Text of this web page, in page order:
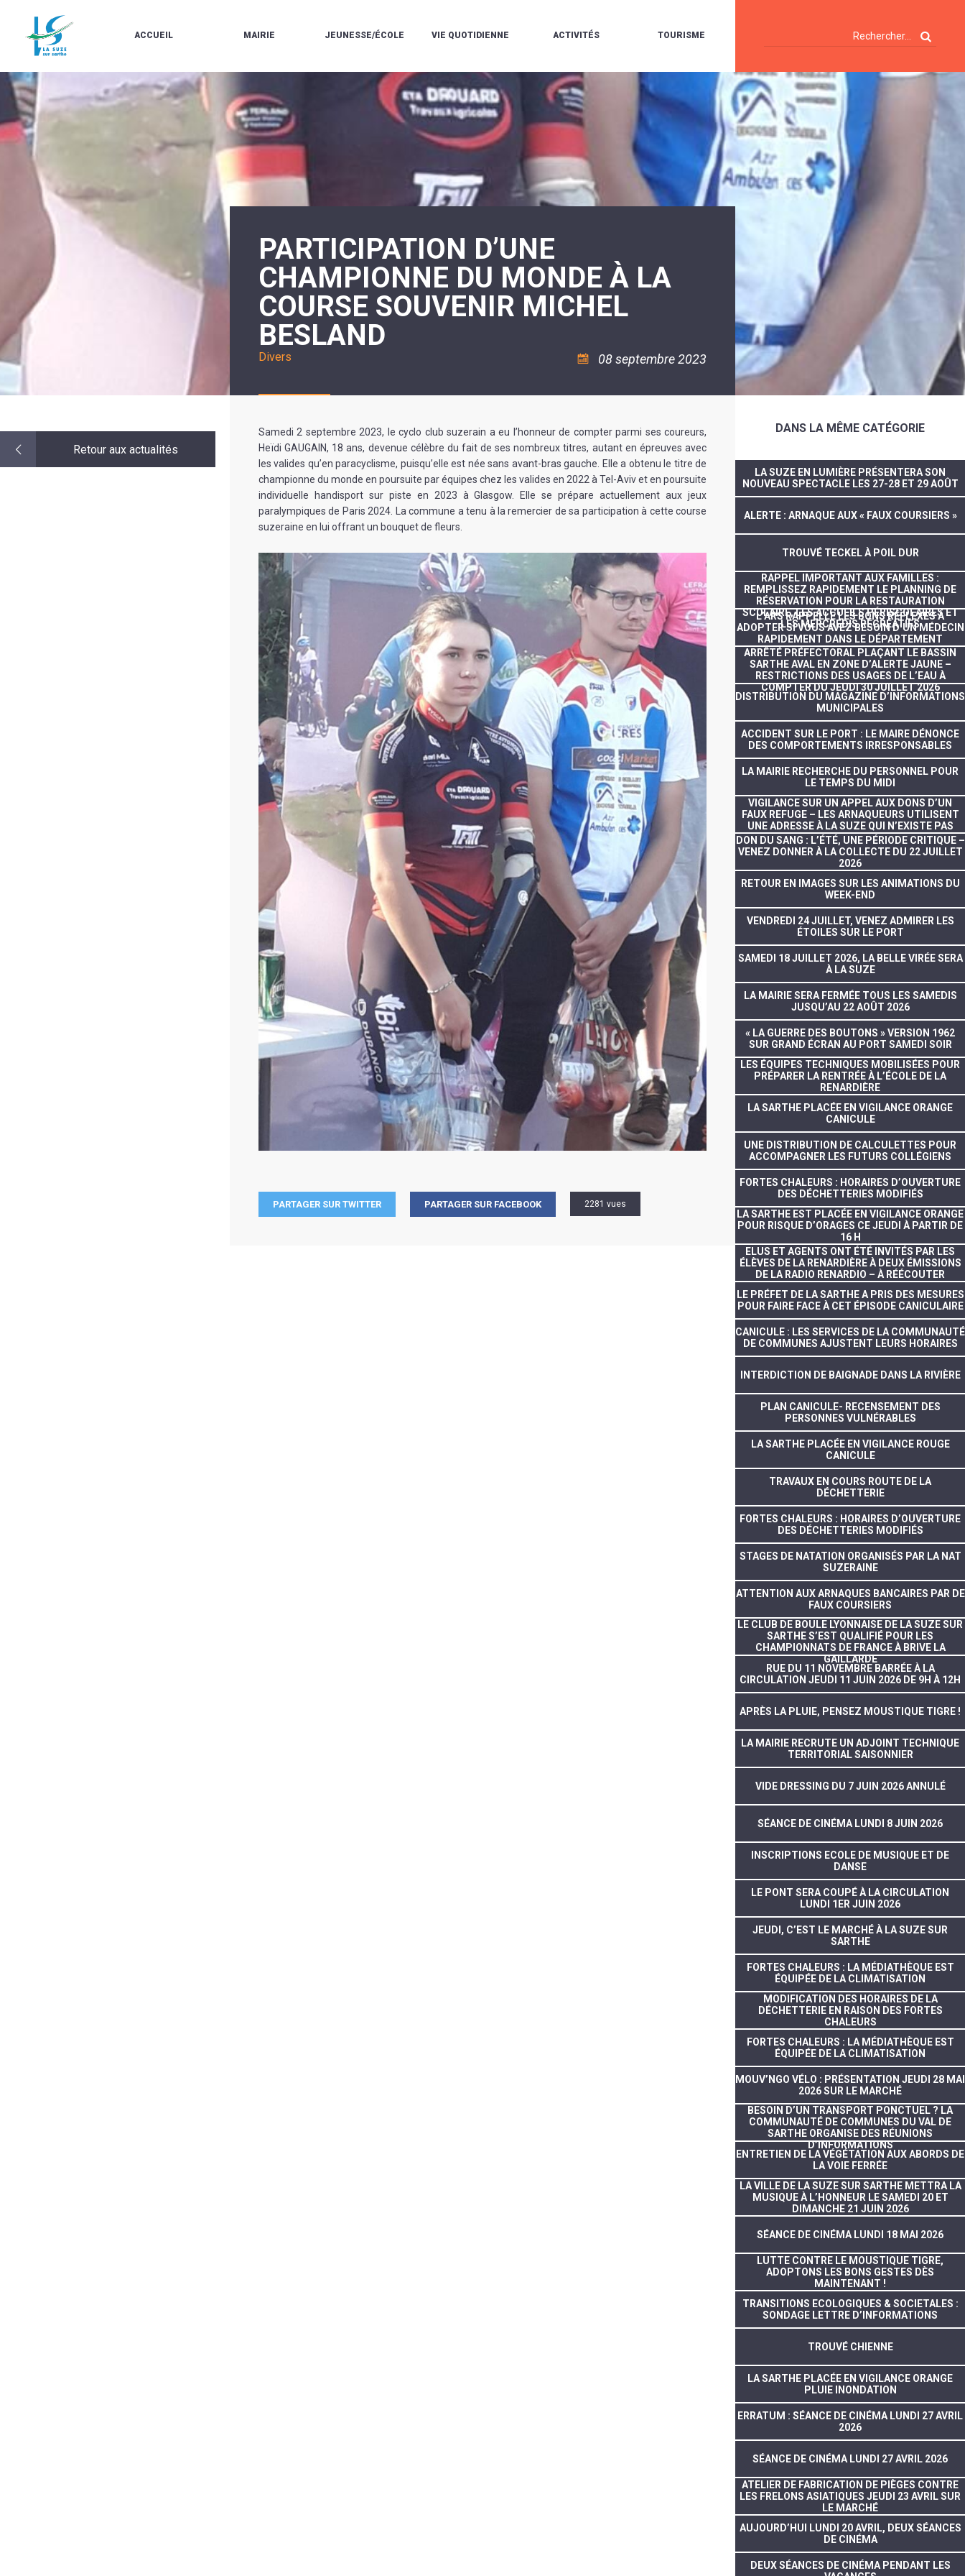
ACCUEIL
MARCHÉ
À
BULLETINS
AGENDA
AU
DÉBUT
MAIRIE
CONTACTS
HORAIRES
EN
D'IDENTITÉ-
PASSEPORTS
LE
CMJ
RÉUNIONS
CONSEIL
DÉCISIONS
JEUNESSE/ÉCOLE
LE
COLLÈGE
ESPACE
JEUNES
11
18
ANS
ASSOCIATION
LA
VIE QUOTIDIENNE
DE
VIE
SOCIALE
QUELQUES
RÈGLES
DE
ENVIRONNEMENT
L'EAU
ET
RÉSIDENCE
AUTONOMIE
CCAS
LA
POLICE
MUNICIPALE
ACTIVITÉS
MÉDIATHÈQUE
L'ÉCOLE
COMMUNAUTAIRE
DE
COMMUNAUTAIRE
DANSE
LA
PISCINE
TOURISME
VOIE
VERTE
VISITES
DÉCOUVERTES
LES
RANDONNÉES
LE
CAMPING
POUR
CAMPING-
HALTE
FLUVIALE
VENIR
Retour aux actualités
PARTICIPATION D’UNE
CHAMPIONNE DU MONDE À LA
COURSE SOUVENIR MICHEL
BESLAND
Divers 08 septembre 2023
Samedi 2 septembre 2023, le cyclo club suzerain a eu l’honneur de compter parmi ses coureurs,
Heïdi GAUGAIN, 18 ans, devenue célèbre du fait de ses nombreux titres, autant en épreuves avec
les valides qu’en paracyclisme, puisqu’elle est née sans avant-bras gauche. Elle a obtenu le titre de
championne du monde en poursuite par équipes chez les valides en 2022 à Tel-Aviv et en poursuite
individuelle handisport sur piste en 2023 à Glasgow. Elle se prépare actuellement aux jeux
paralympiques de Paris 2024. La commune a tenu à la remercier de sa participation à cette course
suzeraine en lui offrant un bouquet de fleurs.
PARTAGER SUR TWITTER PARTAGER SUR FACEBOOK 2281 vues
DANS LA MÊME CATÉGORIE
LA SUZE EN LUMIÈRE PRÉSENTERA SON
NOUVEAU SPECTACLE LES 27-28 ET 29 AOÛT
ALERTE : ARNAQUE AUX « FAUX COURSIERS »
TROUVÉ TECKEL À POIL DUR
RAPPEL IMPORTANT AUX FAMILLES :
REMPLISSEZ RAPIDEMENT LE PLANNING DE
RÉSERVATION POUR LA RESTAURATION
SCOLAIRE, LES ACCUEILS PÉRISCOLAIRES ET
LES MERCREDIS RÉCRÉATIFS
L’ARS RAPPELLE LES BONS RÉFLEXES À
ADOPTER SI VOUS AVEZ BESOIN D’UN MÉDECIN
RAPIDEMENT DANS LE DÉPARTEMENT
ARRÊTÉ PRÉFECTORAL PLAÇANT LE BASSIN
SARTHE AVAL EN ZONE D’ALERTE JAUNE –
RESTRICTIONS DES USAGES DE L’EAU À
COMPTER DU JEUDI 30 JUILLET 2026
DISTRIBUTION DU MAGAZINE D’INFORMATIONS
MUNICIPALES
ACCIDENT SUR LE PORT : LE MAIRE DÉNONCE
DES COMPORTEMENTS IRRESPONSABLES
LA MAIRIE RECHERCHE DU PERSONNEL POUR
LE TEMPS DU MIDI
VIGILANCE SUR UN APPEL AUX DONS D’UN
FAUX REFUGE – LES ARNAQUEURS UTILISENT
UNE ADRESSE À LA SUZE QUI N’EXISTE PAS
DON DU SANG : L’ÉTÉ, UNE PÉRIODE CRITIQUE –
VENEZ DONNER À LA COLLECTE DU 22 JUILLET
2026
RETOUR EN IMAGES SUR LES ANIMATIONS DU
WEEK-END
VENDREDI 24 JUILLET, VENEZ ADMIRER LES
ÉTOILES SUR LE PORT
SAMEDI 18 JUILLET 2026, LA BELLE VIRÉE SERA
À LA SUZE
LA MAIRIE SERA FERMÉE TOUS LES SAMEDIS
JUSQU’AU 22 AOÛT 2026
« LA GUERRE DES BOUTONS » VERSION 1962
SUR GRAND ÉCRAN AU PORT SAMEDI SOIR
LES ÉQUIPES TECHNIQUES MOBILISÉES POUR
PRÉPARER LA RENTRÉE À L’ÉCOLE DE LA
RENARDIÈRE
LA SARTHE PLACÉE EN VIGILANCE ORANGE
CANICULE
UNE DISTRIBUTION DE CALCULETTES POUR
ACCOMPAGNER LES FUTURS COLLÉGIENS
FORTES CHALEURS : HORAIRES D’OUVERTURE
DES DÉCHETTERIES MODIFIÉS
LA SARTHE EST PLACÉE EN VIGILANCE ORANGE
POUR RISQUE D’ORAGES CE JEUDI À PARTIR DE
16 H
ELUS ET AGENTS ONT ÉTÉ INVITÉS PAR LES
ÉLÈVES DE LA RENARDIÈRE À DEUX ÉMISSIONS
DE LA RADIO RENARDIO – À RÉÉCOUTER
LE PRÉFET DE LA SARTHE A PRIS DES MESURES
POUR FAIRE FACE À CET ÉPISODE CANICULAIRE
CANICULE : LES SERVICES DE LA COMMUNAUTÉ
DE COMMUNES AJUSTENT LEURS HORAIRES
INTERDICTION DE BAIGNADE DANS LA RIVIÈRE
PLAN CANICULE- RECENSEMENT DES
PERSONNES VULNÉRABLES
LA SARTHE PLACÉE EN VIGILANCE ROUGE
CANICULE
TRAVAUX EN COURS ROUTE DE LA
DÉCHETTERIE
FORTES CHALEURS : HORAIRES D’OUVERTURE
DES DÉCHETTERIES MODIFIÉS
STAGES DE NATATION ORGANISÉS PAR LA NAT
SUZERAINE
ATTENTION AUX ARNAQUES BANCAIRES PAR DE
FAUX COURSIERS
LE CLUB DE BOULE LYONNAISE DE LA SUZE SUR
SARTHE S’EST QUALIFIÉ POUR LES
CHAMPIONNATS DE FRANCE À BRIVE LA
GAILLARDE
RUE DU 11 NOVEMBRE BARRÉE À LA
CIRCULATION JEUDI 11 JUIN 2026 DE 9H À 12H
APRÈS LA PLUIE, PENSEZ MOUSTIQUE TIGRE !
LA MAIRIE RECRUTE UN ADJOINT TECHNIQUE
TERRITORIAL SAISONNIER
VIDE DRESSING DU 7 JUIN 2026 ANNULÉ
SÉANCE DE CINÉMA LUNDI 8 JUIN 2026
INSCRIPTIONS ECOLE DE MUSIQUE ET DE
DANSE
LE PONT SERA COUPÉ À LA CIRCULATION
LUNDI 1ER JUIN 2026
JEUDI, C’EST LE MARCHÉ À LA SUZE SUR
SARTHE
FORTES CHALEURS : LA MÉDIATHÈQUE EST
ÉQUIPÉE DE LA CLIMATISATION
MODIFICATION DES HORAIRES DE LA
DÉCHETTERIE EN RAISON DES FORTES
CHALEURS
FORTES CHALEURS : LA MÉDIATHÈQUE EST
ÉQUIPÉE DE LA CLIMATISATION
MOUV’NGO VÉLO : PRÉSENTATION JEUDI 28 MAI
2026 SUR LE MARCHÉ
BESOIN D’UN TRANSPORT PONCTUEL ? LA
COMMUNAUTÉ DE COMMUNES DU VAL DE
SARTHE ORGANISE DES RÉUNIONS
D’INFORMATIONS
ENTRETIEN DE LA VÉGÉTATION AUX ABORDS DE
LA VOIE FERRÉE
LA VILLE DE LA SUZE SUR SARTHE METTRA LA
MUSIQUE À L’HONNEUR LE SAMEDI 20 ET
DIMANCHE 21 JUIN 2026
SÉANCE DE CINÉMA LUNDI 18 MAI 2026
LUTTE CONTRE LE MOUSTIQUE TIGRE,
ADOPTONS LES BONS GESTES DÈS
MAINTENANT !
TRANSITIONS ECOLOGIQUES & SOCIETALES :
SONDAGE LETTRE D’INFORMATIONS
TROUVÉ CHIENNE
LA SARTHE PLACÉE EN VIGILANCE ORANGE
PLUIE INONDATION
ERRATUM : SÉANCE DE CINÉMA LUNDI 27 AVRIL
2026
SÉANCE DE CINÉMA LUNDI 27 AVRIL 2026
ATELIER DE FABRICATION DE PIÈGES CONTRE
LES FRELONS ASIATIQUES JEUDI 23 AVRIL SUR
LE MARCHÉ
AUJOURD’HUI LUNDI 20 AVRIL, DEUX SÉANCES
DE CINÉMA
DEUX SÉANCES DE CINÉMA PENDANT LES